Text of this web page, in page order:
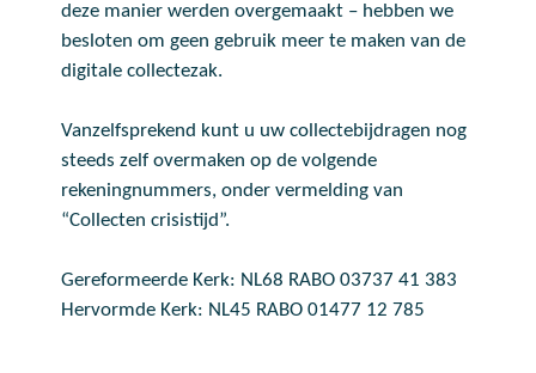
deze manier werden overgemaakt – hebben we
besloten om geen gebruik meer te maken van de
digitale collectezak.
Vanzelfsprekend kunt u uw collectebijdragen nog
steeds zelf overmaken op de volgende
rekeningnummers, onder vermelding van
“Collecten crisistijd”.
Gereformeerde Kerk: NL68 RABO 03737 41 383
Hervormde Kerk: NL45 RABO 01477 12 785